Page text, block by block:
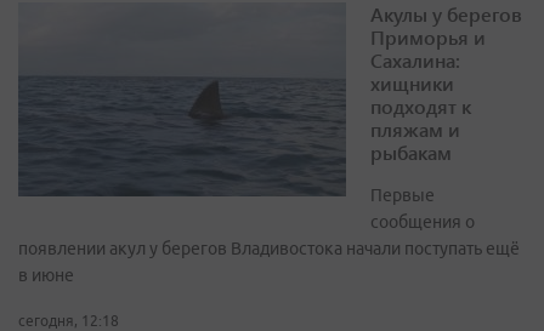
Акулы у берегов
Приморья и
Сахалина:
хищники
подходят к
пляжам и
рыбакам
Первые
сообщения о
появлении акул у берегов Владивостока начали поступать ещё
в июне
сегодня, 12:18